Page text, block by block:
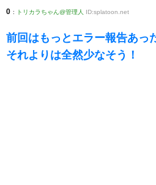
0 : トリカラちゃん@管理人 ID:splatoon.net
前回はもっとエラー報告あっ
それよりは全然少なそう！